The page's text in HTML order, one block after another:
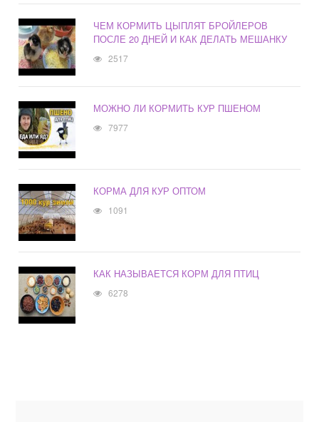
ЧЕМ КОРМИТЬ ЦЫПЛЯТ БРОЙЛЕРОВ
ПОСЛЕ 20 ДНЕЙ И КАК ДЕЛАТЬ МЕШАНКУ
2517
МОЖНО ЛИ КОРМИТЬ КУР ПШЕНОМ
7977
КОРМА ДЛЯ КУР ОПТОМ
1091
КАК НАЗЫВАЕТСЯ КОРМ ДЛЯ ПТИЦ
6278